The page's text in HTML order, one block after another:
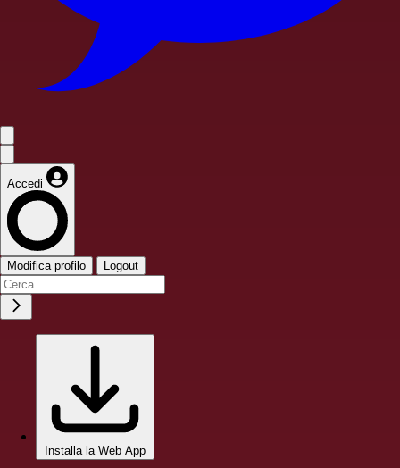
Accedi
Modifica profilo Logout
Installa la Web App